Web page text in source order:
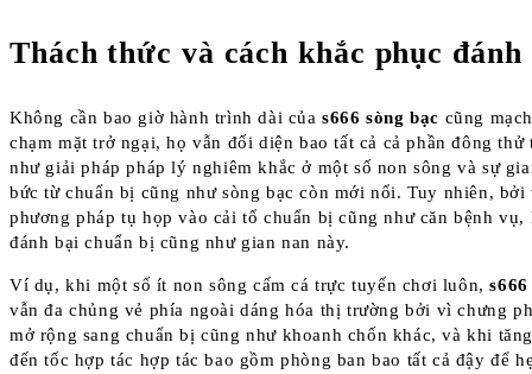
Thách thức và cách khắc phục đánh
Không cần bao giờ hành trình dài củas666 sòng bạc cũng
chạm mặt trở ngại, họ vẫn đối diện bao tất cả cả phần đông thử
như giải pháp pháp lý nghiêm khắc ở một số non sông và sự
bức từ chuẩn bị cũng như sòng bạc còn mới nổi. Tuy nhiên, bởi
phương pháp tụ họp vào cải tổ chuẩn bị cũng như căn bệnh vụ,
đánh bại chuẩn bị cũng như gian nan này.
Ví dụ, khi một số ít non sông cấm cá trực tuyến chơi luôn,
vẫn đa chủng vẻ phía ngoài dáng hóa thị trường bởi vì chưng
mở rộng sang chuẩn bị cũng như khoanh chốn khác, và khi
đến tốc hợp tác hợp tác bao gồm phòng ban bao tất cả đậy để